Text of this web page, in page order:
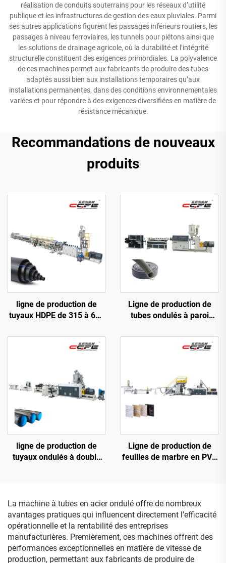
réalisation de conduits souterrains pour les réseaux d’utilité
publique et les infrastructures de gestion des eaux pluviales. Parmi
ses autres applications figurent les passages inférieurs routiers, les
passages à niveau ferroviaires, les tunnels pour piétons ainsi que
les solutions de drainage agricole, où la durabilité et l’intégrité
structurelle constituent des exigences primordiales. La polyvalence
de ces machines permet aux fabricants de produire des tubes
adaptés aussi bien aux installations temporaires qu’aux
installations permanentes, dans des conditions environnementales
variées et pour répondre à des exigences diversifiées en matière de
résistance mécanique.
Recommandations de nouveaux
produits
ligne de production de
tuyaux HDPE de 315 à 630
Ligne de production de
tubes ondulés à paroi
ligne de production de
tuyaux ondulés à double
Ligne de production de
feuilles de marbre en PVC
La machine à tubes en acier ondulé offre de nombreux
avantages pratiques qui influencent directement l'efficacité
opérationnelle et la rentabilité des entreprises
manufacturières. Premièrement, ces machines offrent des
performances exceptionnelles en matière de vitesse de
production, permettant aux fabricants de produire de